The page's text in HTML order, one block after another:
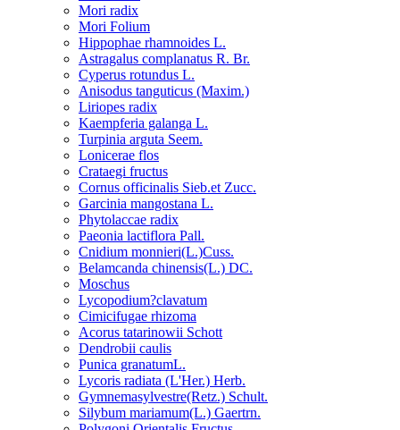
Mori radix
Mori Folium
Hippophae rhamnoides L.
Astragalus complanatus R. Br.
Cyperus rotundus L.
Anisodus tanguticus (Maxim.)
Liriopes radix
Kaempferia galanga L.
Turpinia arguta Seem.
Lonicerae flos
Crataegi fructus
Cornus officinalis Sieb.et Zucc.
Garcinia mangostana L.
Phytolaccae radix
Paeonia lactiflora Pall.
Cnidium monnieri(L.)Cuss.
Belamcanda chinensis(L.) DC.
Moschus
Lycopodium?clavatum
Cimicifugae rhizoma
Acorus tatarinowii Schott
Dendrobii caulis
Punica granatumL.
Lycoris radiata (L'Her.) Herb.
Gymnemasylvestre(Retz.) Schult.
Silybum mariamum(L.) Gaertrn.